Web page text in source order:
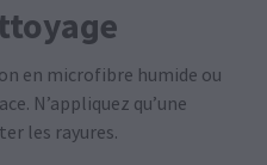
en microfibre humide ou
N’appliquez qu’une
les rayures.